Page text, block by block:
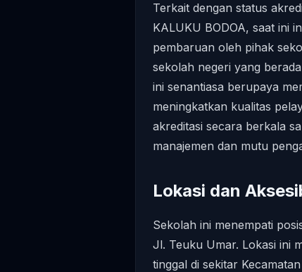
Terkait dengan status
KALUKU BODOA, saat ini
pembaruan oleh pihak
sekolah negeri yang
ini senantiasa berupaya
meningkatkan kualitas
akreditasi secara berkala
manajemen dan mutu
Lokasi dan
Sekolah ini menempati
Jl. Teuku Umar. Lokasi ini
tinggal di sekitar